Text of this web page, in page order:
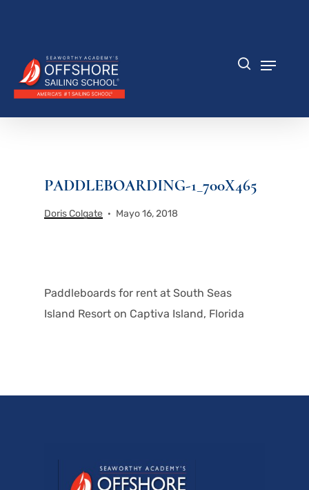
principal
PADDLEBOARDING-1_700X465
Doris Colgate Mayo 16, 2018
Paddleboards for rent at South Seas
Island Resort on Captiva Island, Florida
menú